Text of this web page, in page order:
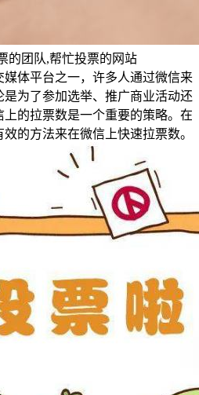
的团队,帮忙投票的网站
体平台之一，许多人通过微信来
为了参加选举、推广商业活动还
的拉票数是一个重要的策略。在
的方法来在微信上快速拉票数。